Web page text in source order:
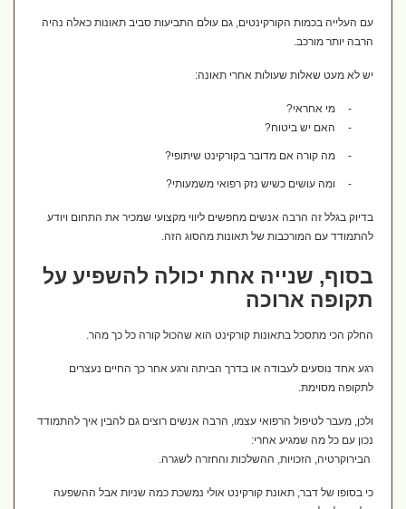
עם העלייה בכמות הקורקינטים, גם עולם התביעות סביב תאונות כאלה נהיה
הרבה יותר מורכב.
יש לא מעט שאלות שעולות אחרי תאונה:
מי אחראי?
האם יש ביטוח?
מה קורה אם מדובר בקורקינט שיתופי?
ומה עושים כשיש נזק רפואי משמעותי?
בדיוק בגלל זה הרבה אנשים מחפשים ליווי מקצועי שמכיר את התחום ויודע
להתמודד עם המורכבות של תאונות מהסוג הזה.
בסוף, שנייה אחת יכולה להשפיע על
תקופה ארוכה
החלק הכי מתסכל בתאונות קורקינט הוא שהכול קורה כל כך מהר.
רגע אחד נוסעים לעבודה או בדרך הביתה ורגע אחר כך החיים נעצרים
לתקופה מסוימת.
ולכן, מעבר לטיפול הרפואי עצמו, הרבה אנשים רוצים גם להבין איך להתמודד
נכון עם כל מה שמגיע אחרי:
הבירוקרטיה, הזכויות, ההשלכות והחזרה לשגרה.
כי בסופו של דבר, תאונת קורקינט אולי נמשכת כמה שניות אבל ההשפעה